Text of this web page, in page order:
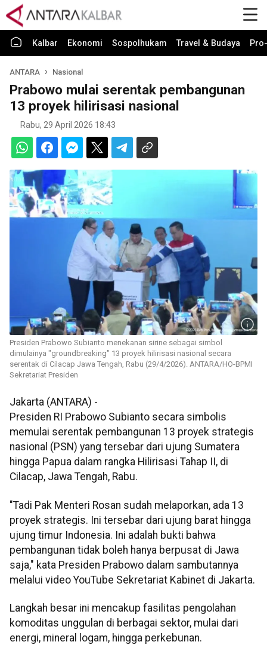
Kalbar Ekonomi Sospolhukam Travel & Budaya
ANTARA Nasional
Prabowo mulai serentak pembangunan
13 proyek hilirisasi nasional
Rabu, 29 April 2026 18:43
Presiden Prabowo Subianto menekanan sirine sebagai simbol
dimulainya "groundbreaking" 13 proyek hilirisasi nasional secara
serentak di Cilacap Jawa Tengah, Rabu (29/4/2026). ANTARA/HO-BPMI
Sekretariat Presiden
Jakarta (ANTARA) -
Presiden RI Prabowo Subianto secara simbolis
memulai serentak pembangunan 13 proyek strategis
nasional (PSN) yang tersebar dari ujung Sumatera
hingga Papua dalam rangka Hilirisasi Tahap II, di
Cilacap, Jawa Tengah, Rabu.
"Tadi Pak Menteri Rosan sudah melaporkan, ada 13
proyek strategis. Ini tersebar dari ujung barat hingga
ujung timur Indonesia. Ini adalah bukti bahwa
pembangunan tidak boleh hanya berpusat di Jawa
saja," kata Presiden Prabowo dalam sambutannya
melalui video YouTube Sekretariat Kabinet di Jakarta.
​Langkah besar ini mencakup fasilitas pengolahan
komoditas unggulan di berbagai sektor, mulai dari
energi, mineral logam, hingga perkebunan.